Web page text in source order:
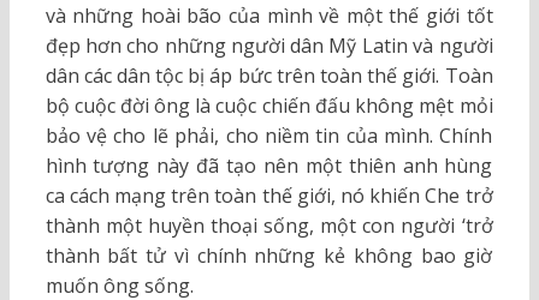
và những hoài bão của mình về một thế giới tốt
đẹp hơn cho những người dân Mỹ Latin và người
dân các dân tộc bị áp bức trên toàn thế giới. Toàn
bộ cuộc đời ông là cuộc chiến đấu không mệt mỏi
bảo vệ cho lẽ phải, cho niềm tin của mình. Chính
hình tượng này đã tạo nên một thiên anh hùng
ca cách mạng trên toàn thế giới, nó khiến Che trở
thành một huyền thoại sống, một con người ‘trở
thành bất tử vì chính những kẻ không bao giờ
muốn ông sống.